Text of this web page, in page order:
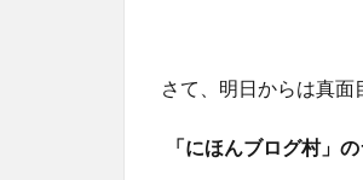
さて、明日からは真面
「にほんブログ村」